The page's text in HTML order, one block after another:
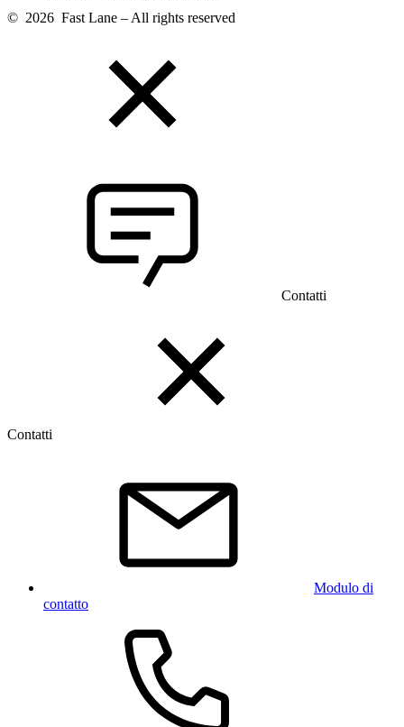
© 2026 Fast Lane – All rights reserved
Contatti
Contatti
Modulo di
contatto